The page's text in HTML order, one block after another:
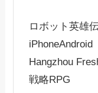
ロボット英雄
iPhoneAndroid
Hangzhou
戦略RPG